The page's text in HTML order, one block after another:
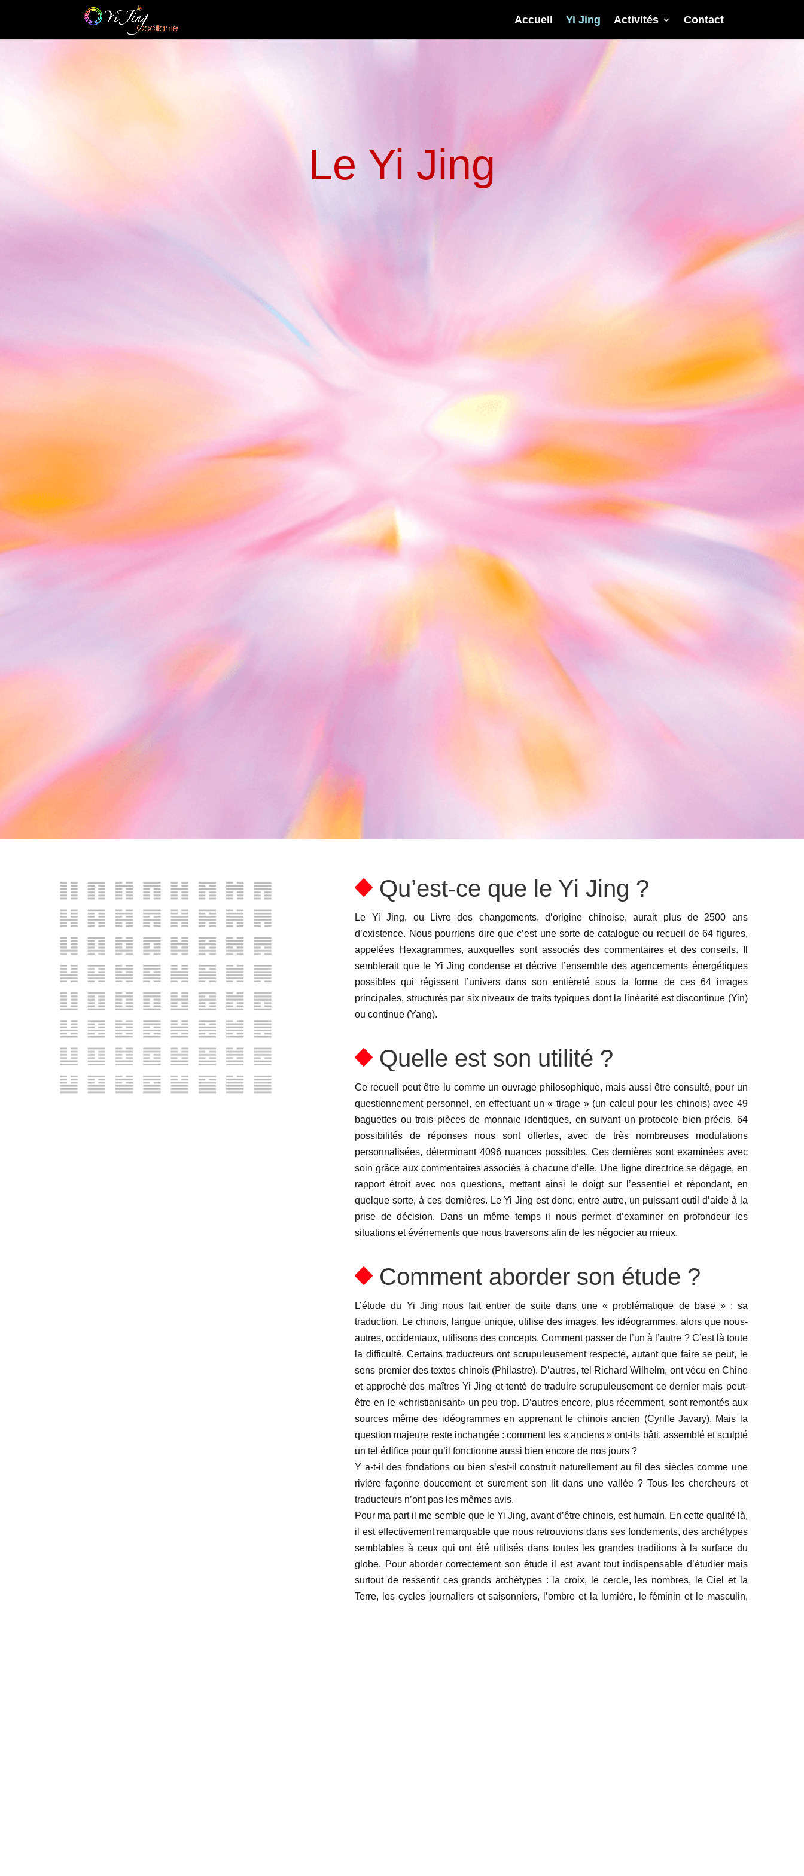
Accueil Yi Jing Activités Contact
Le Yi Jing
Qu’est-ce que le Yi Jing ?
Le Yi Jing, ou Livre des changements, d’origine chinoise, aurait plus de 2500 ans
d’existence. Nous pourrions dire que c’est une sorte de catalogue ou recueil de 64 figures,
appelées Hexagrammes, auxquelles sont associés des commentaires et des conseils. Il
semblerait que le Yi Jing condense et décrive l’ensemble des agencements énergétiques
possibles qui régissent l’univers dans son entièreté sous la forme de ces 64 images
principales, structurés par six niveaux de traits typiques dont la linéarité est discontinue (Yin)
ou continue (Yang).
Quelle est son utilité ?
Ce recueil peut être lu comme un ouvrage philosophique, mais aussi être consulté, pour un
questionnement personnel, en effectuant un « tirage » (un calcul pour les chinois) avec 49
baguettes ou trois pièces de monnaie identiques, en suivant un protocole bien précis. 64
possibilités de réponses nous sont offertes, avec de très nombreuses modulations
personnalisées, déterminant 4096 nuances possibles. Ces dernières sont examinées avec
soin grâce aux commentaires associés à chacune d’elle. Une ligne directrice se dégage, en
rapport étroit avec nos questions, mettant ainsi le doigt sur l’essentiel et répondant, en
quelque sorte, à ces dernières. Le Yi Jing est donc, entre autre, un puissant outil d’aide à la
prise de décision. Dans un même temps il nous permet d’examiner en profondeur les
situations et événements que nous traversons afin de les négocier au mieux.
Comment aborder son étude ?
L’étude du Yi Jing nous fait entrer de suite dans une « problématique de base » : sa
traduction. Le chinois, langue unique, utilise des images, les idéogrammes, alors que nous-
autres, occidentaux, utilisons des concepts. Comment passer de l’un à l’autre ? C’est là toute
la difficulté. Certains traducteurs ont scrupuleusement respecté, autant que faire se peut, le
sens premier des textes chinois (Philastre). D’autres, tel Richard Wilhelm, ont vécu en Chine
et approché des maîtres Yi Jing et tenté de traduire scrupuleusement ce dernier mais peut-
être en le «christianisant» un peu trop. D’autres encore, plus récemment, sont remontés aux
sources même des idéogrammes en apprenant le chinois ancien (Cyrille Javary). Mais la
question majeure reste inchangée : comment les « anciens » ont-ils bâti, assemblé et sculpté
un tel édifice pour qu’il fonctionne aussi bien encore de nos jours ?
Y a-t-il des fondations ou bien s’est-il construit naturellement au fil des siècles comme une
rivière façonne doucement et surement son lit dans une vallée ? Tous les chercheurs et
traducteurs n’ont pas les mêmes avis.
Pour ma part il me semble que le Yi Jing, avant d’être chinois, est humain. En cette qualité là,
il est effectivement remarquable que nous retrouvions dans ses fondements, des archétypes
semblables à ceux qui ont été utilisés dans toutes les grandes traditions à la surface du
globe. Pour aborder correctement son étude il est avant tout indispensable d’étudier mais
surtout de ressentir ces grands archétypes : la croix, le cercle, les nombres, le Ciel et la
Terre, les cycles journaliers et saisonniers, l’ombre et la lumière, le féminin et le masculin,